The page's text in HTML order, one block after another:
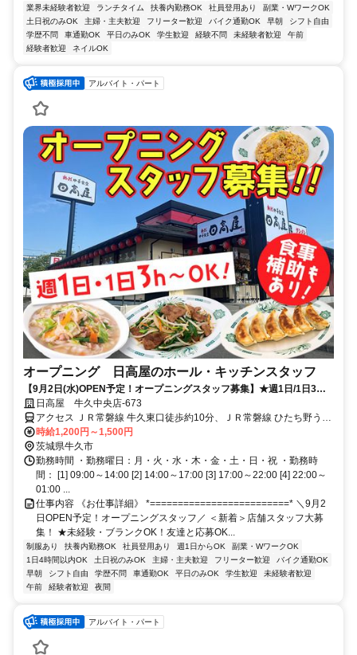
業界未経験者歓迎 ランチタイム 扶養内勤務OK 社員登用あり
副業・WワークOK
土日祝のみOK
主婦・主夫歓迎 フリーター歓迎 バイク通勤OK 早朝
シフト自由
学歴不問
車通勤OK 平日のみOK 学生歓迎 経験不問 未経験者歓迎
午前
経験者歓迎
ネイルOK
アルバイト・パート
オープニング 日高屋のホール・キッチンスタッフ
【9月2日(水)OPEN予定！オープニングスタッフ募集】★週1日/1日3時
間～未経験者歓迎！
日高屋 牛久中央店-673
アクセス ＪＲ常磐線 牛久東口徒歩約10分、ＪＲ常磐線 ひたち野うし
く西口徒歩約45分、ＪＲ常磐線 龍ケ崎市西口徒歩約72分 ★車通勤可
（牛久駅から車で3分、花水木通り沿い水戸信用金庫隣）
時給1,200円～1,500円
茨城県牛久市
勤務時間 ・勤務曜日：月・火・水・木・金・土・日・祝 ・勤務時
間： [1] 09:00～14:00 [2] 14:00～17:00 [3] 17:00～22:00 [4] 22:00～
01:00 ...
仕事内容 《お仕事詳細》 *=========================* ＼9月2
日OPEN予定！オープニングスタッフ／ ＜新着＞店舗スタッフ大募
集！ ★未経験・ブランクOK！友達と応募OK...
制服あり 扶養内勤務OK 社員登用あり 週1日からOK
副業・WワークOK
1日4時間以内OK
土日祝のみOK 主婦・主夫歓迎 フリーター歓迎
バイク通勤OK
早朝
シフト自由 学歴不問 車通勤OK 平日のみOK 学生歓迎
未経験者歓迎
午前
経験者歓迎 夜間
アルバイト・パート